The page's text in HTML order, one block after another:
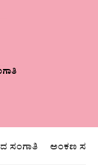
ಸಂಗಾತಿ ಅಂಕಣ